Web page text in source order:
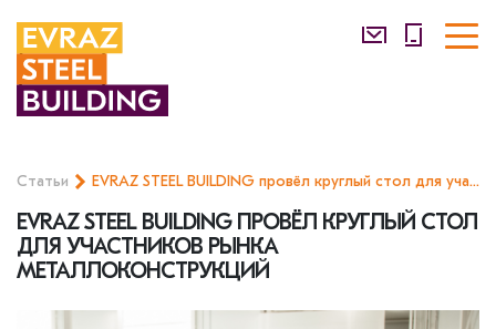
Статьи EVRAZ STEEL BUILDING провёл круглый стол для участников рынка металлоконструкций
EVRAZ STEEL BUILDING ПРОВЁЛ КРУГЛЫЙ СТОЛ
ДЛЯ УЧАСТНИКОВ РЫНКА
МЕТАЛЛОКОНСТРУКЦИЙ